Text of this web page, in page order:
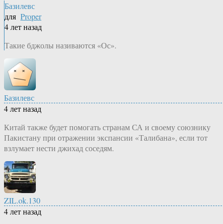
Базилевс
для Proper
4 лет назад
Такие бджолы називаются «Ос».
Базилевс
4 лет назад
Китай также будет помогать странам СА и своему союзнику
Пакистану при отражении экспансии «Талибана», если тот
взлумает нести джихад соседям.
ZIL.ok.130
4 лет назад